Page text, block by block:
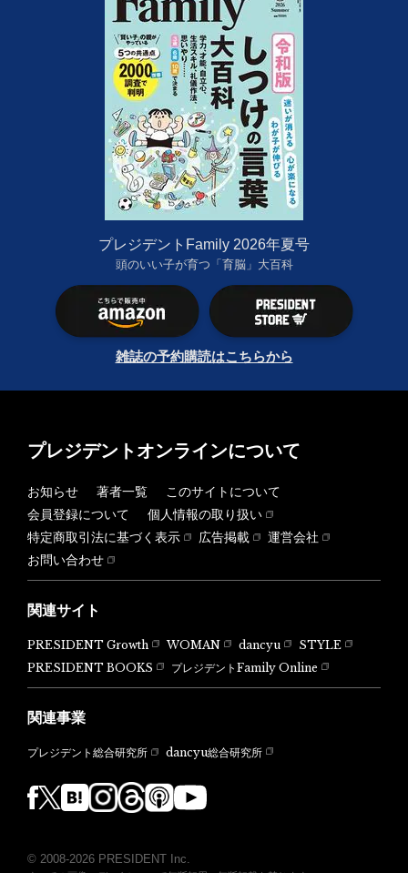
プレジデントFamily 2026年夏号
頭のいい子が育つ「育脳」大百科
雑誌の予約購読はこちらから
プレジデントオンラインについて
お知らせ 著者一覧
このサイトについて
会員登録について
個人情報の取り扱い
特定商取引法に基づく表示
広告掲載
運営会社
お問い合わせ
関連サイト
PRESIDENT Growth WOMAN dancyu
STYLE
PRESIDENT BOOKS
プレジデントFamily Online
関連事業
プレジデント総合研究所 dancyu総合研究所
© 2008-2026 PRESIDENT Inc.